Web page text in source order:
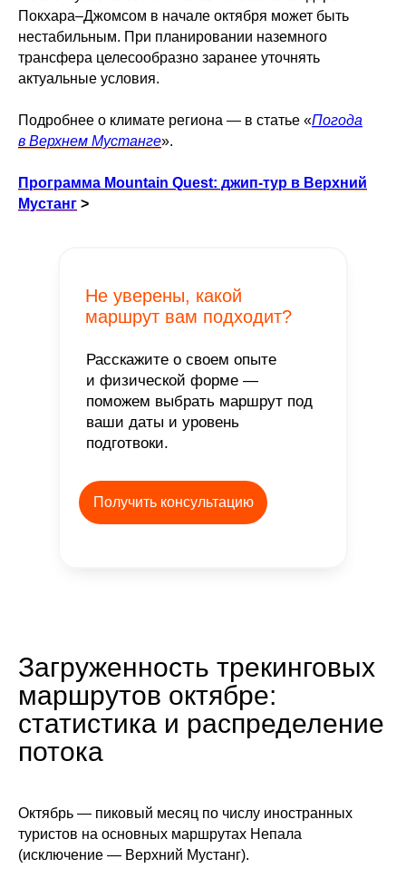
Покхара–Джомсом в начале октября может быть
нестабильным. При планировании наземного
трансфера целесообразно заранее уточнять
актуальные условия.
Подробнее о климате региона — в статье «Погода
в Верхнем Мустанге».
Программа Mountain Quest: джип-тур в Верхний
Мустанг >
Не уверены, какой
маршрут вам подходит?
Расскажите о своем опыте
и физической форме —
поможем выбрать маршрут под
ваши даты и уровень
подготвоки.
Получить консультацию
Загруженность трекинговых
маршрутов октябре:
статистика и распределение
потока
Октябрь — пиковый месяц по числу иностранных
туристов на основных маршрутах Непала
(исключение — Верхний Мустанг).